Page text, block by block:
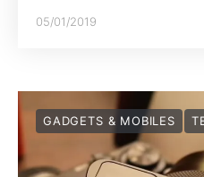
05/01/2019
GADGETS & MOBILES